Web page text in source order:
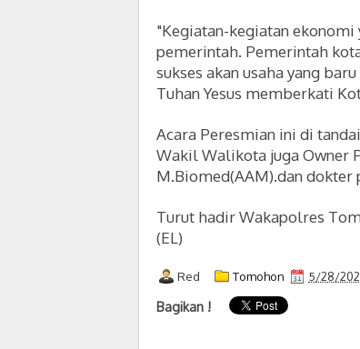
"Kegiatan-kegiatan
pemerintah. Pemerintah
sukses akan usaha yang
Tuhan Yesus memberkati
Acara Peresmian ini di
Wakil Walikota jugaOwner
M.Biomed(AAM).dan dokter
Turut hadir Wakapolres
(EL)
Red Tomohon 5/28/
Bagikan !